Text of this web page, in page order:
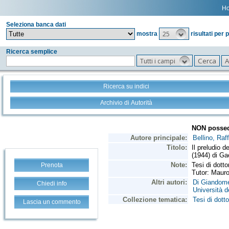
Seleziona banca dati
mostra
25 risultati per
Ricerca semplice
Tutti i campi
Ricerca su indici
Archivio di Autorità
Prenota
Chiedi info
Lascia un commento